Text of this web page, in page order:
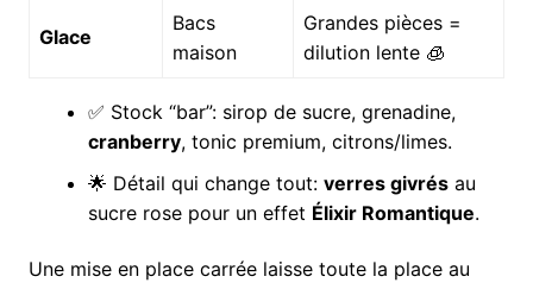
Glace
Bacs
maison
Grandes pièces =
dilution lente 🧊
✅ Stock “bar”: sirop de sucre, grenadine,
cranberry, tonic premium, citrons/limes.
🌟 Détail qui change tout: verres givrésau
sucre rose pour un effet Élixir Romantique.
Une mise en place carrée laisse toute la place au